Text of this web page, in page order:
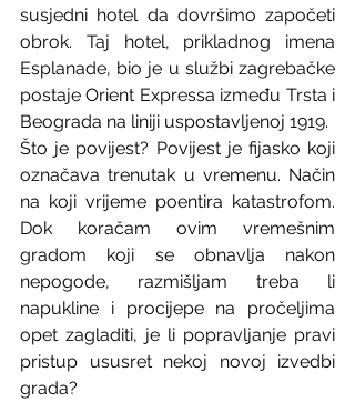
susjedni hotel da dovršimo započeti
obrok. Taj hotel, prikladnog imena
Esplanade, bio je u službi zagrebačke
postaje Orient Expressa između Trsta i
Beograda na liniji uspostavljenoj 1919.
Što je povijest? Povijest je fijasko koji
označava trenutak u vremenu. Način
na koji vrijeme poentira katastrofom.
Dok koračam ovim vremešnim
gradom koji se obnavlja nakon
nepogode, razmišljam treba li
napukline i procijepe na pročeljima
opet zagladiti, je li popravljanje pravi
pristup ususret nekoj novoj izvedbi
grada?